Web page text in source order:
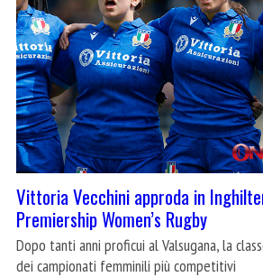
Vittoria Vecchini approda in
Premiership Women’s Rugby
Dopo tanti anni proficui al Valsugana, la
dei campionati femminili più competitivi